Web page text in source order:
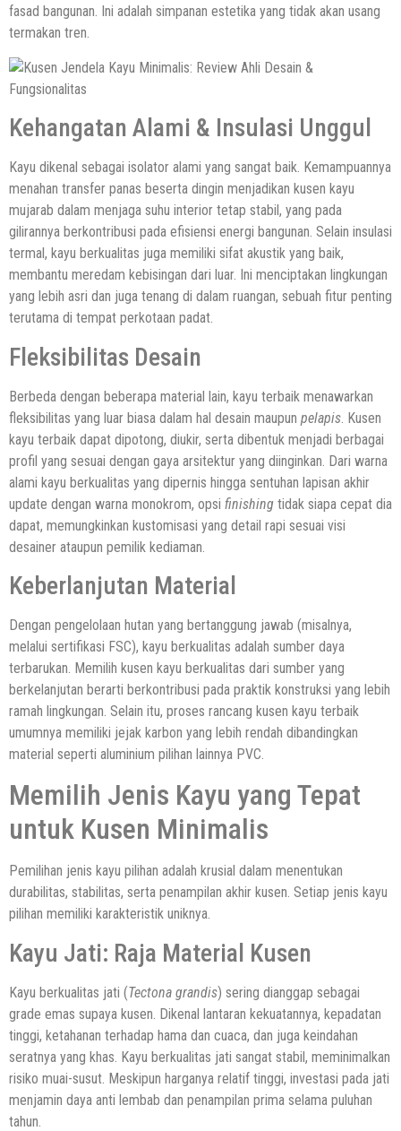
fasad bangunan. Ini adalah simpanan estetika yang tidak akan usang
termakan tren.
Kehangatan Alami & Insulasi Unggul
Kayu dikenal sebagai isolator alami yang sangat baik. Kemampuannya
menahan transfer panas beserta dingin menjadikan kusen kayu
mujarab dalam menjaga suhu interior tetap stabil, yang pada
gilirannya berkontribusi pada efisiensi energi bangunan. Selain insulasi
termal, kayu berkualitas juga memiliki sifat akustik yang baik,
membantu meredam kebisingan dari luar. Ini menciptakan lingkungan
yang lebih asri dan juga tenang di dalam ruangan, sebuah fitur penting
terutama di tempat perkotaan padat.
Fleksibilitas Desain
Berbeda dengan beberapa material lain, kayu terbaik menawarkan
fleksibilitas yang luar biasa dalam hal desain maupun pelapis . Kusen
kayu terbaik dapat dipotong, diukir, serta dibentuk menjadi berbagai
profil yang sesuai dengan gaya arsitektur yang diinginkan. Dari warna
alami kayu berkualitas yang dipernis hingga sentuhan lapisan akhir
update dengan warna monokrom, opsi finishing tidak siapa cepat dia
dapat, memungkinkan kustomisasi yang detail rapi sesuai visi
desainer ataupun pemilik kediaman.
Keberlanjutan Material
Dengan pengelolaan hutan yang bertanggung jawab (misalnya,
melalui sertifikasi FSC), kayu berkualitas adalah sumber daya
terbarukan. Memilih kusen kayu berkualitas dari sumber yang
berkelanjutan berarti berkontribusi pada praktik konstruksi yang lebih
ramah lingkungan. Selain itu, proses rancang kusen kayu terbaik
umumnya memiliki jejak karbon yang lebih rendah dibandingkan
material seperti aluminium pilihan lainnya PVC.
Memilih Jenis Kayu yang Tepat
untuk Kusen Minimalis
Pemilihan jenis kayu pilihan adalah krusial dalam menentukan
durabilitas, stabilitas, serta penampilan akhir kusen. Setiap jenis kayu
pilihan memiliki karakteristik uniknya.
Kayu Jati: Raja Material Kusen
Kayu berkualitas jati (Tectona grandis) sering dianggap sebagai
grade emas supaya kusen. Dikenal lantaran kekuatannya, kepadatan
tinggi, ketahanan terhadap hama dan cuaca, dan juga keindahan
seratnya yang khas. Kayu berkualitas jati sangat stabil, meminimalkan
risiko muai-susut. Meskipun harganya relatif tinggi, investasi pada jati
menjamin daya anti lembab dan penampilan prima selama puluhan
tahun.